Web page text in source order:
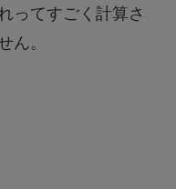
ってすごく計算さ
ん。